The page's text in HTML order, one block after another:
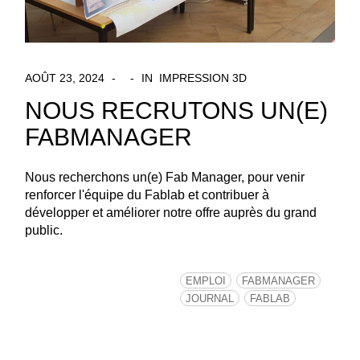
AOÛT 23, 2024 IN IMPRESSION 3D
NOUS RECRUTONS UN(E)
FABMANAGER
Nous recherchons un(e) Fab Manager, pour venir
renforcer l'équipe du Fablab et contribuer à
développer et améliorer notre offre auprès du grand
public.
EMPLOI
FABMANAGER
JOURNAL
FABLAB